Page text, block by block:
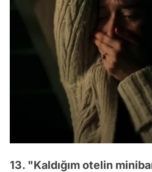
13. "Kaldığım otelin